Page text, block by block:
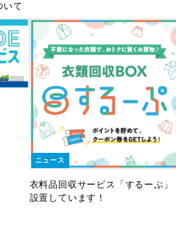
いて
ニュース
衣料品回収サービス「するーぷ」
設置しています！